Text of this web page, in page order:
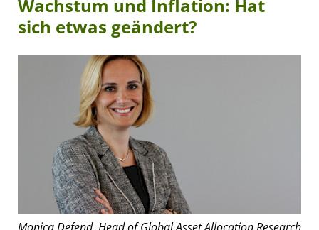
Wachstum und Inflation: Hat
sich etwas geändert?